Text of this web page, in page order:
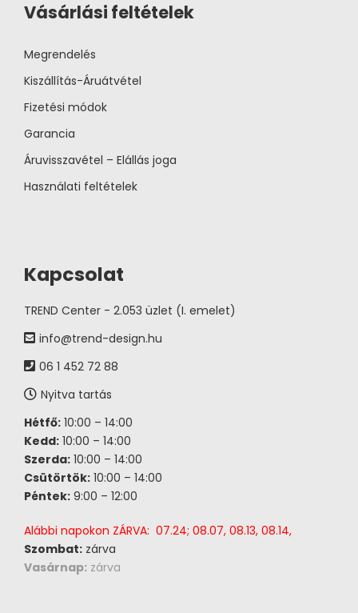
Vásárlási feltételek
Megrendelés
Kiszállítás-Áruátvétel
Fizetési módok
Garancia
Áruvisszavétel – Elállás joga
Használati feltételek
Kapcsolat
TREND Center - 2.053 üzlet (I. emelet)
info@trend-design.hu
06 1 452 72 88
Nyitva tartás
Hétfő: 10:00 – 14:00
Kedd: 10:00 – 14:00
Szerda: 10:00 – 14:00
Csütörtök: 10:00 – 14:00
Péntek: 9:00 – 12:00
Alábbi napokon ZÁRVA: 07.24; 08.07, 08.13, 08.14,
Szombat: zárva
Vasárnap: zárva